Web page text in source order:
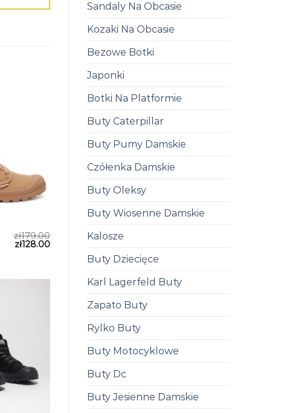
Sandaly Na Obcasie
Kozaki Na Obcasie
Bezowe Botki
Japonki
Botki Na Platformie
Buty Caterpillar
Buty Pumy Damskie
Czółenka Damskie
Buty Oleksy
Buty Wiosenne Damskie
Kalosze
Buty Dziecięce
Karl Lagerfeld Buty
Zapato Buty
Rylko Buty
Buty Motocyklowe
Buty Dc
Buty Jesienne Damskie
zł179.00
zł128.00